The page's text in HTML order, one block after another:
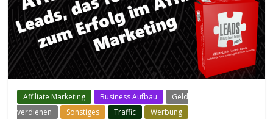
Affiliate Marketing Business Aufbau
Geld
verdienen
Sonstiges Traffic Werbung